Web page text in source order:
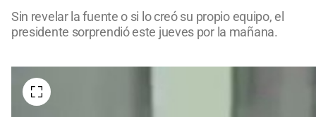
Sin revelar la fuente o si lo creó su propio equipo, el
presidente sorprendió este jueves por la mañana.